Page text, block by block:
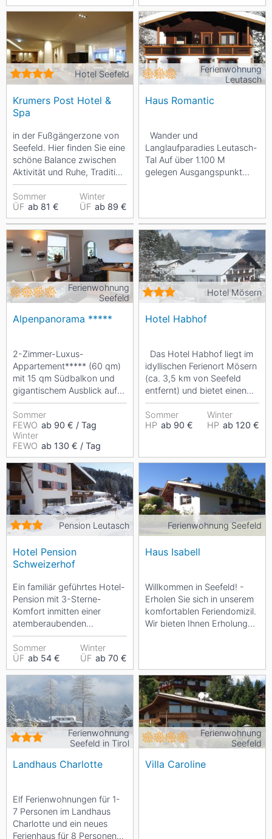
Hotel Seefeld
Krumers Post Hotel &
Spa
in der Fußgängerzone von
Seefeld. Hier finden Sie eine
schöne Balance zwischen
Aktivität und Ruhe, Tradition
und Moderne, herzlicher...
Sommer
ÜF ab 81 €
Winter
ÜF ab 89 €
Ferienwohnung
Leutasch
Haus Romantic
Wander und
Langlaufparadies Leutasch-
Tal Auf über 1.100 M
gelegen Ausgangspunkt
Ferienwohnung
Seefeld
Alpenpanorama *****
2-Zimmer-Luxus-
Appartement***** (60 qm)
mit 15 qm Südbalkon und
gigantischem Ausblick auf
Seefeld und die Alpen,
hochwertige Ausstattung,...
Sommer
FEWO ab 90 € / Tag
Winter
FEWO ab 130 € / Tag
Hotel Mösern
Hotel Habhof
Das Hotel Habhof liegt im
idyllischen Ferienort Mösern
(ca. 3,5 km von Seefeld
entfernt) und bietet einen
herrlichen Ausblick weit...
Sommer
HP ab 90 €
Winter
HP ab 120 €
Pension Leutasch
Hotel Pension
Schweizerhof
Ein familiär geführtes Hotel-
Pension mit 3-Sterne-
Komfort inmitten einer
atemberaubenden
Bergkulisse. Seehöhe: 1130
m. Überall im Haus
erwartet...
Sommer
ÜF ab 54 €
Winter
ÜF ab 70 €
Ferienwohnung Seefeld
Haus Isabell
Willkommen in Seefeld! -
Erholen Sie sich in unserem
komfortablen Feriendomizil.
Wir bieten Ihnen Erholung
Ferienwohnung
Seefeld in Tirol
Landhaus Charlotte
Elf Ferienwohnungen für 1-
7 Personen im Landhaus
Charlotte und ein neues
Ferienhaus für 8 Personen
Ferienwohnung
Seefeld
Villa Caroline